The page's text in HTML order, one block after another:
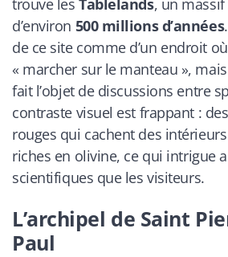
trouve lesTablelands, un massif
d’environ 500 millions d’années
de ce site comme d’un endroit
« marcher sur le manteau »,
fait l’objet de discussions entre
contraste visuel est frappant :
rouges qui cachent des
riches en olivine, ce qui intrigue
scientifiques que les visiteurs.
L’archipel de Saint
Paul